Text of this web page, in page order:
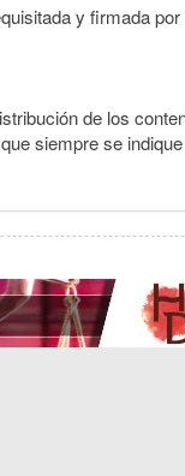
y firmada
de los
siempre se